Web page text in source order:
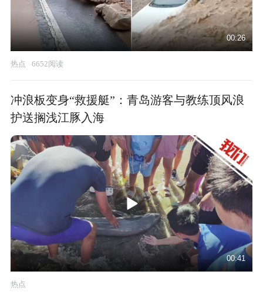
00:26
热点 6652阅读
冲浪板变身“救援艇”：青岛游客与教练顶风浪
护送搁浅江豚入海
00:41
热点